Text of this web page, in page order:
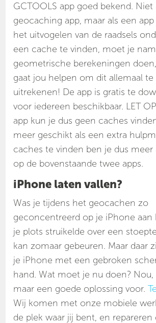
GCTOOLS app goed bekend. Niet
geocaching app, maar als een
het uitvogelen van de raadsels
een cache te vinden, moet je
geometrische berekeningen
gaat jou helpen om dit allemaal te
uitrekenen! De app is gratis te
voor iedereen beschikbaar. LET
app kun je dus geen caches
meer geschikt als een extra
caches te vinden ben je dus meer
op de bovenstaande twee apps.
iPhone laten vallen?
Was je tijdens het geocachen zo
geconcentreerd op je iPhone aan
je plots struikelde over een
kan zomaar gebeuren. Maar daar
je iPhone met een gebroken
hand. Wat moet je nu doen? Nou,
maar een goede oplossing voor.
Wij komen met onze mobiele
de plek waar jij bent, en repareren